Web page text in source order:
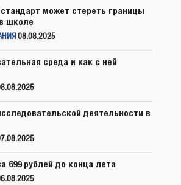
может стереть границы
школе
08.08.2025
среда и как с ней
деятельности в
699 рублей до конца лета